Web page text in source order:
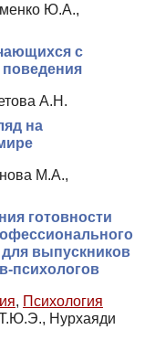
Ю.А.,
с
А.Н.
на
М.А.,
готовности
выпускников
психологов
, Психология
Нурхаяди